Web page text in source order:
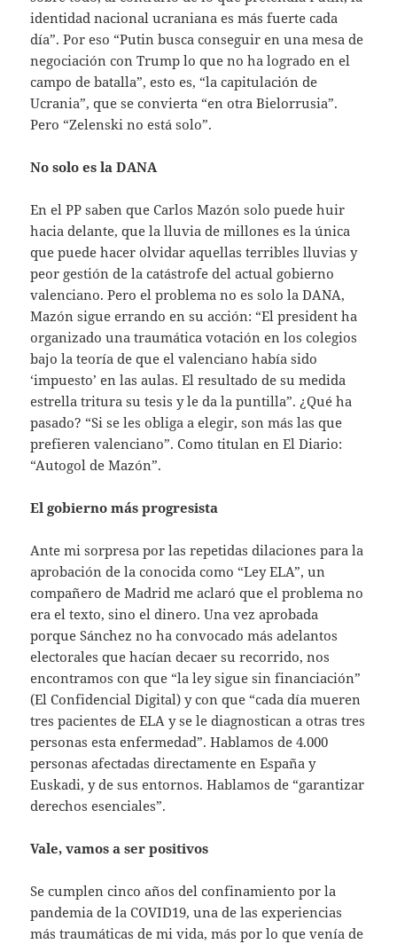
identidad nacional ucraniana es más fuerte cada
día”. Por eso “Putin busca conseguir en una mesa de
negociación con Trump lo que no ha logrado en el
campo de batalla”, esto es, “la capitulación de
Ucrania”, que se convierta “en otra Bielorrusia”.
Pero “Zelenski no está solo”.
No solo es la DANA
En el PP saben que Carlos Mazón solo puede huir
hacia delante, que la lluvia de millones es la única
que puede hacer olvidar aquellas terribles lluvias y
peor gestión de la catástrofe del actual gobierno
valenciano. Pero el problema no es solo la DANA,
Mazón sigue errando en su acción: “El president ha
organizado una traumática votación en los colegios
bajo la teoría de que el valenciano había sido
‘impuesto’ en las aulas. El resultado de su medida
estrella tritura su tesis y le da la puntilla”. ¿Qué ha
pasado? “Si se les obliga a elegir, son más las que
prefieren valenciano”. Como titulan en El Diario:
“Autogol de Mazón”.
El gobierno más progresista
Ante mi sorpresa por las repetidas dilaciones para la
aprobación de la conocida como “Ley ELA”, un
compañero de Madrid me aclaró que el problema no
era el texto, sino el dinero. Una vez aprobada
porque Sánchez no ha convocado más adelantos
electorales que hacían decaer su recorrido, nos
encontramos con que “la ley sigue sin financiación”
(El Confidencial Digital) y con que “cada día mueren
tres pacientes de ELA y se le diagnostican a otras tres
personas esta enfermedad”. Hablamos de 4.000
personas afectadas directamente en España y
Euskadi, y de sus entornos. Hablamos de “garantizar
derechos esenciales”.
Vale, vamos a ser positivos
Se cumplen cinco años del confinamiento por la
pandemia de la COVID19, una de las experiencias
más traumáticas de mi vida, más por lo que venía de